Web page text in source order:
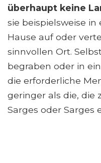
überhaupt keine
sie beispielsweise in
Hause auf oder
sinnvollen Ort.
begraben oder in
die erforderliche
geringer als die, die
Sarges oder Sarges